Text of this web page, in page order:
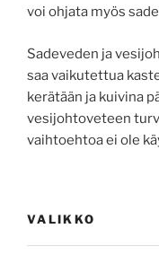
voi ohjata myös
Sadeveden ja
saa vaikutettua
kerätään ja kuivina
vesijohtoveteen
vaihtoehtoa ei ole
VALIKKO